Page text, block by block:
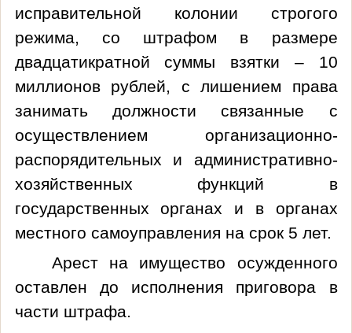
исправительной колонии строгого
режима, со штрафом в размере
двадцатикратной суммы взятки – 10
миллионов рублей, с лишением права
занимать должности связанные с
осуществлением организационно-
распорядительных и административно-
хозяйственных функций в
государственных органах и в органах
местного самоуправления на срок 5 лет.
Арест на имущество осужденного
оставлен до исполнения приговора в
части штрафа.